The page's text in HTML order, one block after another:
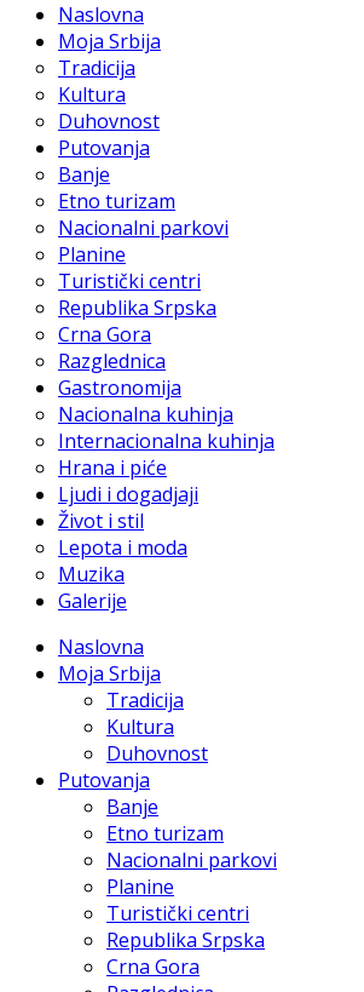
Naslovna
Moja Srbija
Tradicija
Kultura
Duhovnost
Putovanja
Banje
Etno turizam
Nacionalni parkovi
Planine
Turistički centri
Republika Srpska
Crna Gora
Razglednica
Gastronomija
Nacionalna kuhinja
Internacionalna kuhinja
Hrana i piće
Ljudi i dogadjaji
Život i stil
Lepota i moda
Muzika
Galerije
Naslovna
Moja Srbija
Tradicija
Kultura
Duhovnost
Putovanja
Banje
Etno turizam
Nacionalni parkovi
Planine
Turistički centri
Republika Srpska
Crna Gora